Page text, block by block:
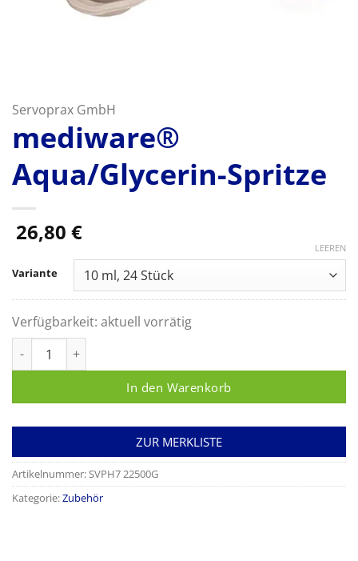
Servoprax GmbH
mediware®
Aqua/Glycerin-Spritze
26,80 €
Variante
LEEREN
Verfügbarkeit: aktuell vorrätig
In den Warenkorb
ZUR MERKLISTE
Artikelnummer:SVPH7 22500G
Kategorie:Zubehör